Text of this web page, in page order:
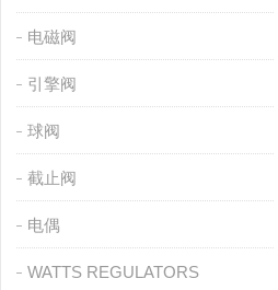
电磁阀
引擎阀
球阀
截止阀
电偶
WATTS REGULATORS